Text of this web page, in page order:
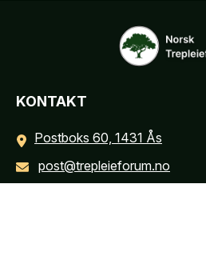
KONTAKT
Postboks 60, 1431 Ås
post@trepleieforum.no